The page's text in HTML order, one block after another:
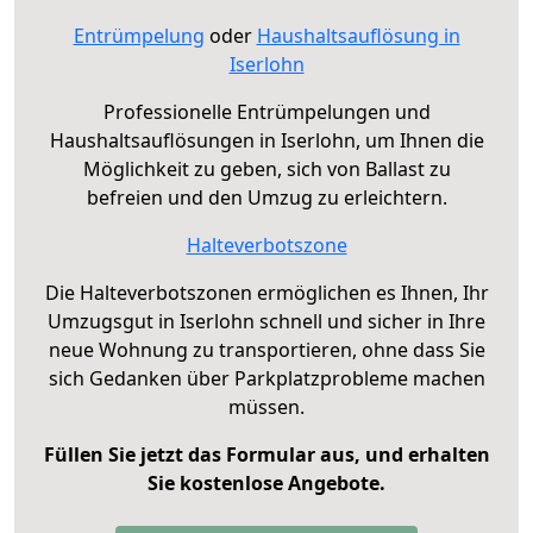
Entrümpelung oder Haushaltsauflösung in
Iserlohn
Professionelle Entrümpelungen und
Haushaltsauflösungen in Iserlohn, um Ihnen die
Möglichkeit zu geben, sich von Ballast zu
befreien und den Umzug zu erleichtern.
Halteverbotszone
Die Halteverbotszonen ermöglichen es Ihnen, Ihr
Umzugsgut in Iserlohn schnell und sicher in Ihre
neue Wohnung zu transportieren, ohne dass Sie
sich Gedanken über Parkplatzprobleme machen
müssen.
Füllen Sie jetzt das Formular aus, und erhalten
Sie kostenlose Angebote.